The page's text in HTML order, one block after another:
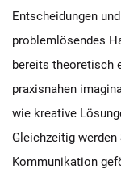
Entscheidungen
problemlösendes
bereits theoretisch
praxisnahen
wie kreative
Gleichzeitig
Kommunikation